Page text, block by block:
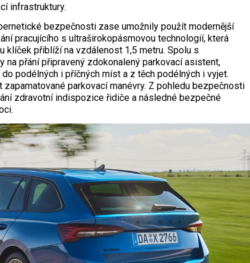
infrastruktury.
bezpečnosti zase umožnily použít modernější
pracujícího s ultraširokopásmovou technologií, která
klíček přiblíží na vzdálenost 1,5 metru. Spolu s
na přání připravený zdokonalený parkovací asistent,
podélných i příčných míst a z těch podélných i vyjet.
parkovací manévry. Z pohledu bezpečnosti
zdravotní indispozice řidiče a následné bezpečné